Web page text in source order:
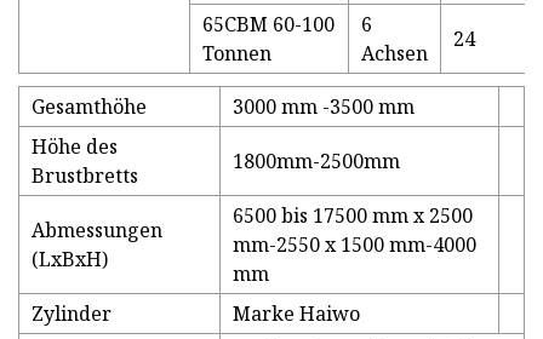
65CBM 60-100
Tonnen
6
Achsen
24
Gesamthöhe
3000 mm -3500 mm
Höhe des
Brustbretts
1800mm-2500mm
Abmessungen
(LxBxH)
6500 bis 17500 mm x 2500
mm-2550 x 1500 mm-4000
mm
Zylinder
Marke Haiwo